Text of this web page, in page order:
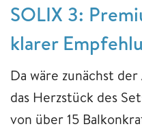
SOLIX 3:
klarer
Da wäre zunächst
das Herzstück des
von über 15